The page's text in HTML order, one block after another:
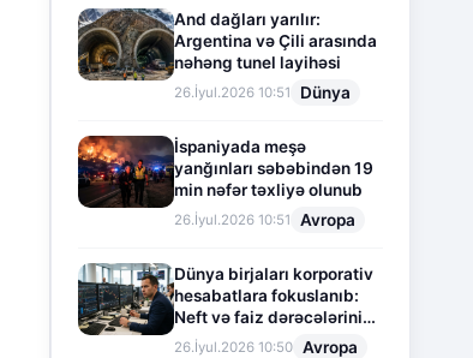
And dağları yarılır:
Argentina və Çili arasında
nəhəng tunel layihəsi
26.İyul.2026 10:51 Dünya
İspaniyada meşə
yanğınları səbəbindən 19
min nəfər təxliyə olunub
26.İyul.2026 10:51 Avropa
Dünya birjaları korporativ
hesabatlara fokuslanıb:
Neft və faiz dərəcələrinin
təsiri altında cari vəziyyət
26.İyul.2026 10:50 Avropa